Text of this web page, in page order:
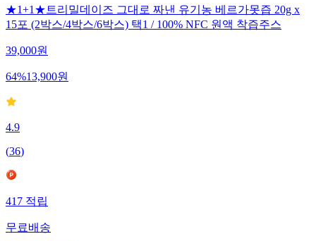
★1+1★트리밀데이즈 그대로 짜낸 유기농 베르가못즙 20g x
15포 (2박스/4박스/6박스) 택1 / 100% NFC 원액 착즙주스
39,000원
64%13,900원
4.9
(36)
417적립
무료배송